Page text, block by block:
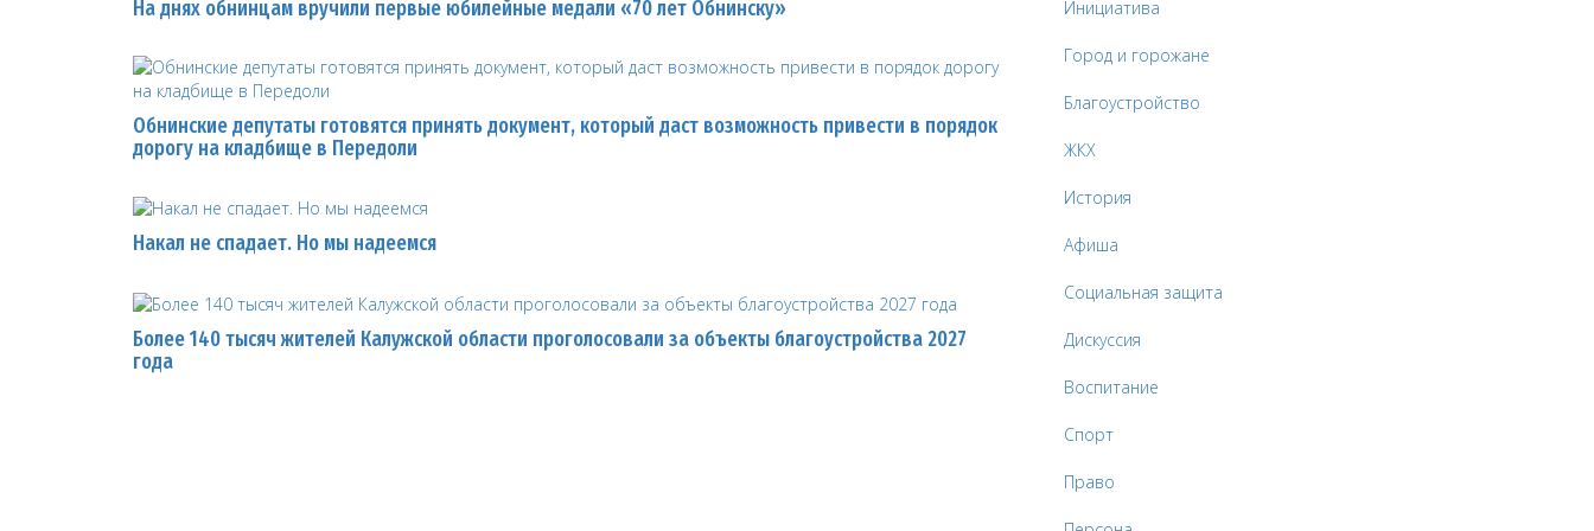
На днях обнинцам вручили первые юбилейные медали «70 лет Обнинску»
Обнинские депутаты готовятся принять документ, который даст возможность привести в порядок
дорогу на кладбище в Передоли
Накал не спадает. Но мы надеемся
Более 140 тысяч жителей Калужской области проголосовали за объекты благоустройства 2027
года
Инициатива
Город и горожане
Благоустройство
ЖКХ
История
Афиша
Социальная защита
Дискуссия
Воспитание
Спорт
Право